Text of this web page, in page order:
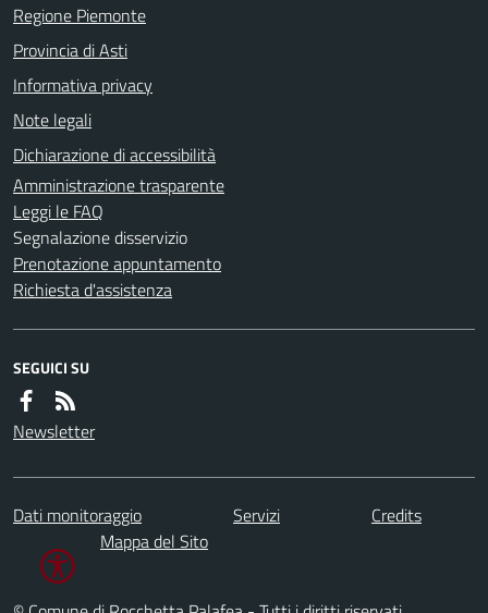
Regione Piemonte
Provincia di Asti
Informativa privacy
Note legali
Dichiarazione di accessibilità
Amministrazione trasparente
Leggi le FAQ
Segnalazione disservizio
Prenotazione appuntamento
Richiesta d'assistenza
SEGUICI SU
Newsletter
Dati monitoraggio Servizi
Credits
Mappa del Sito